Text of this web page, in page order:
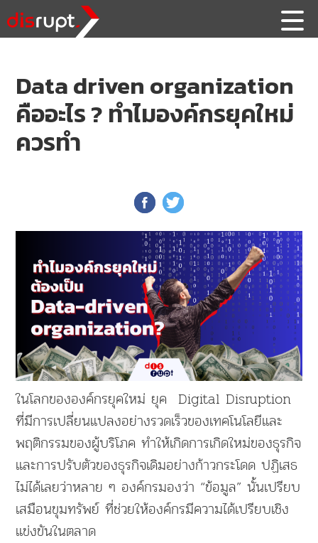
Data driven organization
คืออะไร ? ทำไมองค์กรยุคใหม่
ควรทำ
ในโลกขององค์กรยุคใหม่ ยุค Digital Disruption
ที่มีการเปลี่ยนแปลงอย่างรวดเร็วของเทคโนโลยีและ
พฤติกรรมของผู้บริโภค ทำให้เกิดการเกิดใหม่ของธุรกิจ
และการปรับตัวของธุรกิจเดิมอย่างก้าวกระโดด ปฏิเสธ
ไม่ได้เลยว่าหลาย ๆ องค์กรมองว่า “ข้อมูล” นั้นเปรียบ
เสมือนขุมทรัพย์ ที่ช่วยให้องค์กรมีความได้เปรียบเชิง
แข่งขันในตลาด